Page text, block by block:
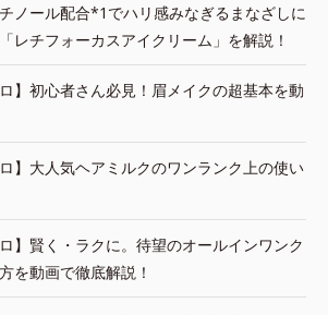
ノール配合*1でハリ感みなぎるまなざしに
レチフォーカスアイクリーム」を解説！
】初心者さん必見！眉メイクの超基本を動
】大人気ヘアミルクのワンランク上の使い
】賢く・ラクに。待望のオールインワンク
を動画で徹底解説！